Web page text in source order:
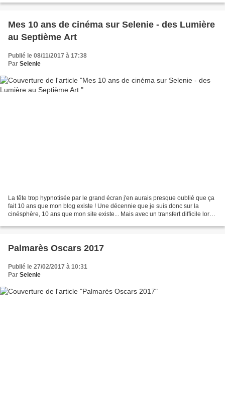
Mes 10 ans de cinéma sur Selenie - des Lumière
au Septième Art
Publié le 08/11/2017 à 17:38
Par Selenie
La tête trop hypnotisée par le grand écran j'en aurais presque oublié que ça
fait 10 ans que mon blog existe ! Une décennie que je suis donc sur la
cinésphère, 10 ans que mon site existe... Mais avec un transfert difficile lors
Palmarès Oscars 2017
Publié le 27/02/2017 à 10:31
Par Selenie